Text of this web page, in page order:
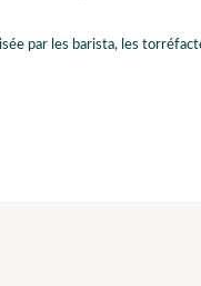
par les barista, les